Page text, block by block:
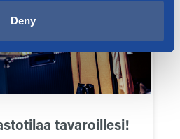
Deny
tavaroillesi!